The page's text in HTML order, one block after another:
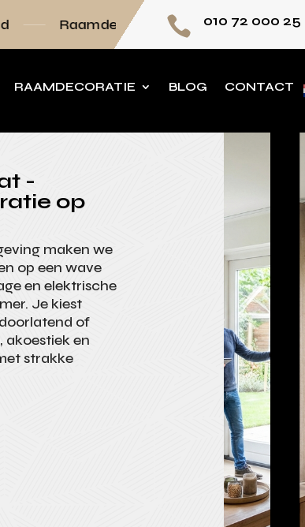
volledig op maat 010 72 000 25
RAAMDECORATIE BLOG CONTACT
-
op
maken we
op een wave
en elektrische
Je kiest
of
akoestiek en
strakke